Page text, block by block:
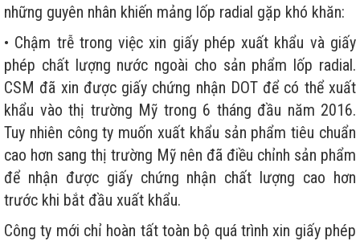
những guyên nhân khiến mảng lốp radial gặp khó khăn:
• Chậm trễ trong việc xin giấy phép xuất khẩu và giấy
phép chất lượng nước ngoài cho sản phẩm lốp radial.
CSM đã xin được giấy chứng nhận DOT để có thể xuất
khẩu vào thị trường Mỹ trong 6 tháng đầu năm 2016.
Tuy nhiên công ty muốn xuất khẩu sản phẩm tiêu chuẩn
cao hơn sang thị trường Mỹ nên đã điều chỉnh sản phẩm
để nhận được giấy chứng nhận chất lượng cao hơn
trước khi bắt đầu xuất khẩu.
Công ty mới chỉ hoàn tất toàn bộ quá trình xin giấy phép